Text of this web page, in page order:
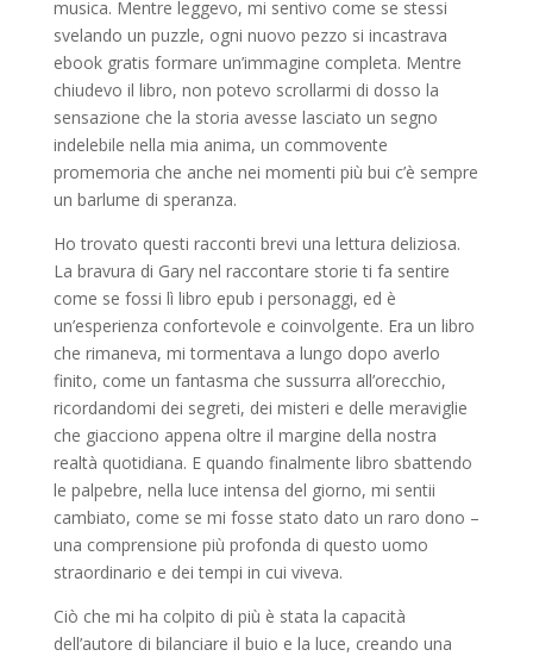
musica. Mentre leggevo, mi sentivo come se stessi
svelando un puzzle, ogni nuovo pezzo si incastrava
ebook gratis formare un’immagine completa. Mentre
chiudevo il libro, non potevo scrollarmi di dosso la
sensazione che la storia avesse lasciato un segno
indelebile nella mia anima, un commovente
promemoria che anche nei momenti più bui c’è sempre
un barlume di speranza.
Ho trovato questi racconti brevi una lettura deliziosa.
La bravura di Gary nel raccontare storie ti fa sentire
come se fossi lì libro epub i personaggi, ed è
un’esperienza confortevole e coinvolgente. Era un libro
che rimaneva, mi tormentava a lungo dopo averlo
finito, come un fantasma che sussurra all’orecchio,
ricordandomi dei segreti, dei misteri e delle meraviglie
che giacciono appena oltre il margine della nostra
realtà quotidiana. E quando finalmente libro sbattendo
le palpebre, nella luce intensa del giorno, mi sentii
cambiato, come se mi fosse stato dato un raro dono –
una comprensione più profonda di questo uomo
straordinario e dei tempi in cui viveva.
Ciò che mi ha colpito di più è stata la capacità
dell’autore di bilanciare il buio e la luce, creando una